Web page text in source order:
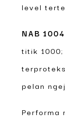
level
NAB
titik
pelan
Performa